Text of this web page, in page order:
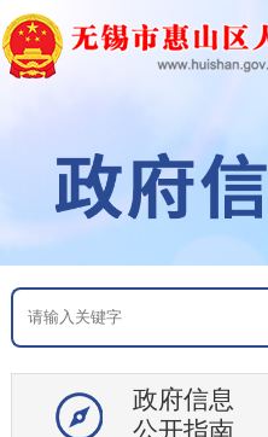
政府信息
公开指南
审计公开
教育信息
生态环境
医疗卫生
食品药品安全
突发公共事件
公共文化体育